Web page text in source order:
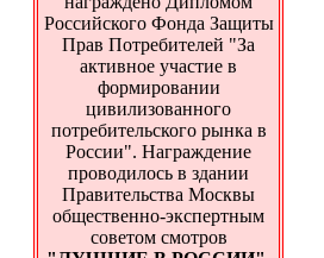
Российского Фонда Защиты
Прав Потребителей "За
активное участие в
формировании
цивилизованного
потребительского рынка в
России". Награждение
проводилось в здании
Правительства Москвы
общественно-экспертным
советом смотров